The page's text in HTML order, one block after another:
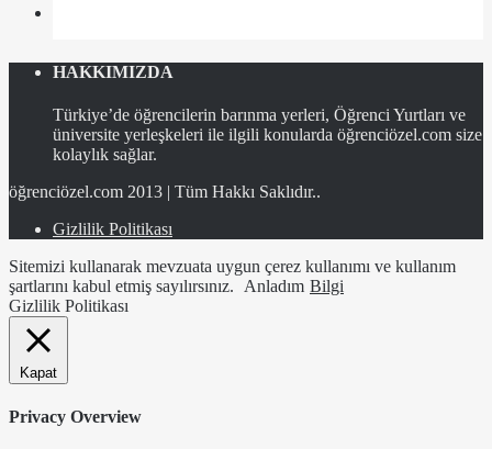
HAKKIMIZDA
Türkiye’de öğrencilerin barınma yerleri, Öğrenci Yurtları ve
üniversite yerleşkeleri ile ilgili konularda öğrenciözel.com size
kolaylık sağlar.
öğrenciözel.com 2013 | Tüm Hakkı Saklıdır..
Gizlilik Politikası
Sitemizi kullanarak mevzuata uygun çerez kullanımı ve kullanım
şartlarını kabul etmiş sayılırsınız.
Anladım Bilgi
Gizlilik Politikası
Kapat
Privacy Overview